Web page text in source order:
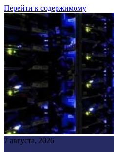
Перейти к содержимому
7 августа, 2026